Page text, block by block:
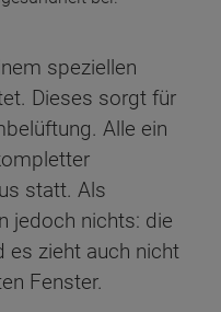
speziellen
Dieses sorgt für
Alle ein
statt. Als
jedoch nichts: die
es zieht auch nicht
Fenster.